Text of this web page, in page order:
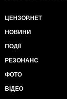
ЦЕНЗОР.НЕТ
НОВИНИ
ПОДІЇ
РЕЗОНАНС
ФОТО
ВІДЕО